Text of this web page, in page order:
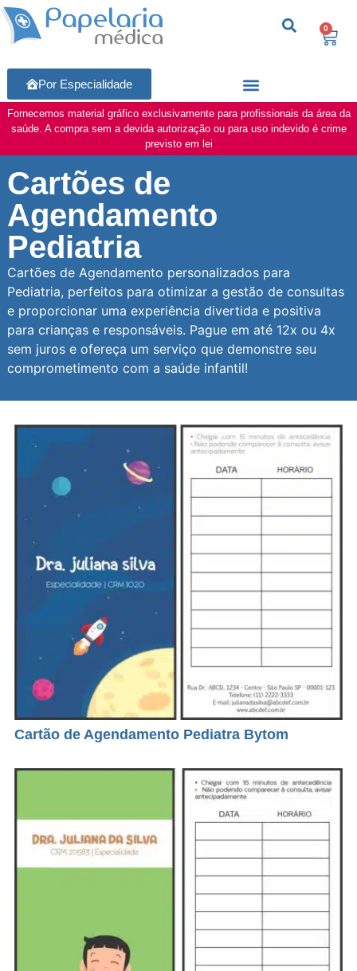
0
Por Especialidade
Fornecemos material gráfico exclusivamente para profissionais da área da
saúde. A compra sem a devida autorização ou para uso indevido é crime
previsto em lei
Cartões de
Agendamento
Pediatria
Cartões de Agendamento personalizados para
Pediatria, perfeitos para otimizar a gestão de consultas
e proporcionar uma experiência divertida e positiva
para crianças e responsáveis. Pague em até 12x ou 4x
sem juros e ofereça um serviço que demonstre seu
comprometimento com a saúde infantil!
Cartão de Agendamento Pediatra Bytom